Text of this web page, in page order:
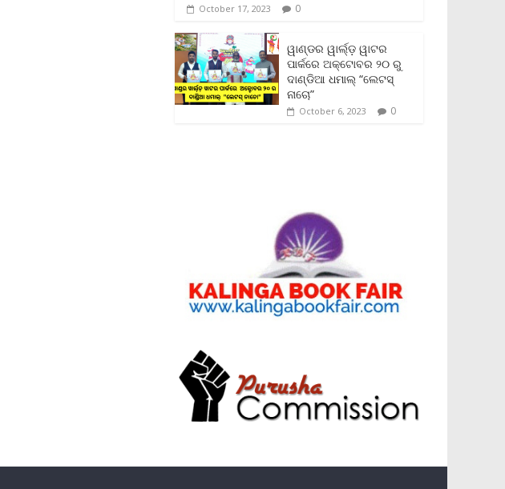
October 17, 2023 0
ୱାଣ୍ଡର ୱାର୍ଲ୍‌ଡ଼ ୱାଟର
ପାର୍କରେ ଅକ୍ଟୋବର ୨୦ ରୁ
ଦାଣ୍ଡିଆ ଧମାଲ୍ “ଲେଟସ୍
ନାଚୋ”
October 6, 2023 0